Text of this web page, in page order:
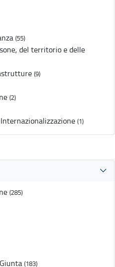
(55)
del territorio e delle
(9)
(2)
(1)
(285)
(183)